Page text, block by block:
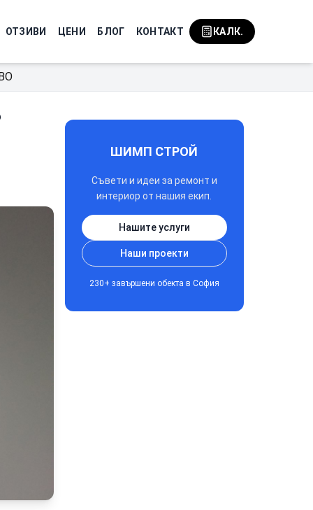
ОТЗИВИ ЦЕНИ БЛОГ КОНТАКТ КАЛК.
ШИМП СТРОЙ
Съвети и идеи за ремонт и
интериор от нашия екип.
Нашите услуги
Наши проекти
230+ завършени обекта в София